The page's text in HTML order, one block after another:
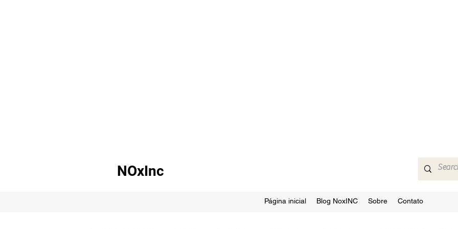
NOxInc
Página inicial Blog NoxINC Sobre Contato